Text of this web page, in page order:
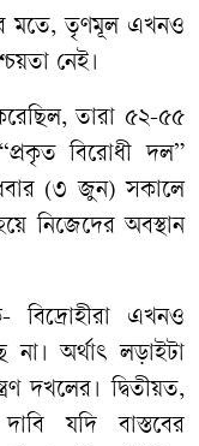
মতে, তৃণমূল এখনও
নেই।
তারা ৫২-৫৫
বিরোধী দল”
(৩ জুন) সকালে
নিজেদের অবস্থান
বিদ্রোহীরা এখনও
না। অর্থাৎ লড়াইটা
দখলের। দ্বিতীয়ত,
যদি বাস্তবের